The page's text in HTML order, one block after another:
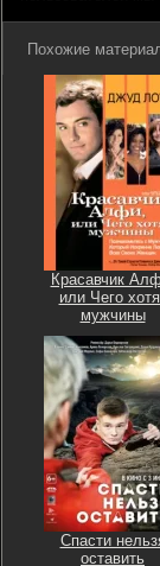
Похожие
Красавчик
или Чего
мужчины
Спасти
оставить